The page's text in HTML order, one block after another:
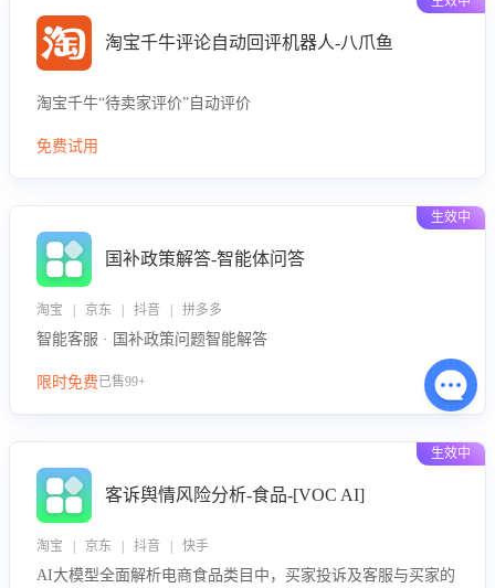
淘宝千牛评论自动回评机器人-八爪鱼
淘宝千牛“待卖家评价”自动评价
免费试用
生效中
国补政策解答-智能体问答
淘宝 | 京东 | 抖音 | 拼多多
智能客服 · 国补政策问题智能解答
限时免费已售99+
生效中
客诉舆情风险分析-食品-[VOC AI]
淘宝 | 京东 | 抖音 | 快手
AI大模型全面解析电商食品类目中，买家投诉及客服与买家的